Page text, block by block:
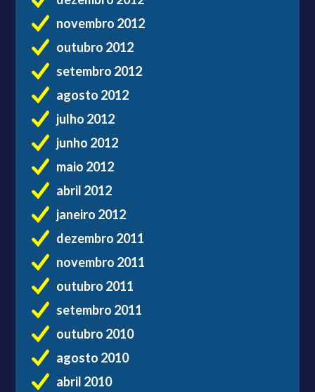
novembro 2012
outubro 2012
setembro 2012
agosto 2012
julho 2012
junho 2012
maio 2012
abril 2012
janeiro 2012
dezembro 2011
novembro 2011
outubro 2011
setembro 2011
outubro 2010
agosto 2010
abril 2010